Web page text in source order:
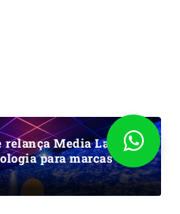
Media Lab e
para marcas